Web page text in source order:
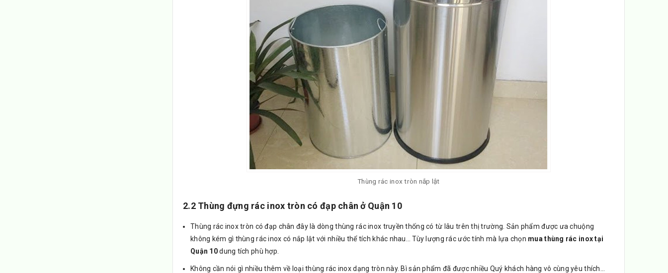
Thùng rác inox tròn nắp lật
2.2 Thùng đựng rác inox tròn có đạp chân ở Quận 10
Thùng rác inox tròn có đạp chân đây là dòng thùng rác inox truyền thống có từ lâu trên thị trường. Sản phẩm được ưa chuộng
không kém gì thùng rác inox có nắp lật với nhiều thể tích khác nhau… Tùy lượng rác ước tính mà lựa chọn mua thùng rác inox tại
Quận 10dung tích phù hợp.
Không cần nói gì nhiều thêm về loại thùng rác inox dạng tròn này. Bì sản phẩm đã được nhiều Quý khách hàng vô cùng yêu thích…